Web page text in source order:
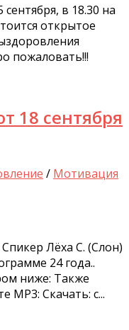
в 18.30 на
открытое
пожаловать!!!
18 сентября
/ Мотивация
Спикер Лёха С. (Слон)
24 года..
ниже: Также
Скачать: с...